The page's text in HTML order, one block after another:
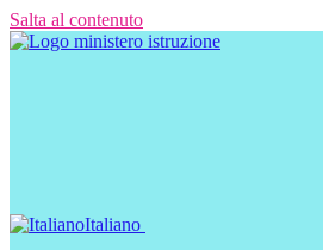
Salta al contenuto
Italiano